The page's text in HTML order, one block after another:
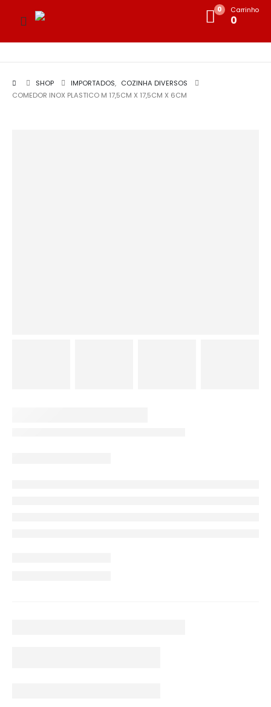
0 Carrinho
0
SHOP IMPORTADOS, COZINHA DIVERSOS
COMEDOR INOX PLASTICO M 17,5CM X 17,5CM X 6CM